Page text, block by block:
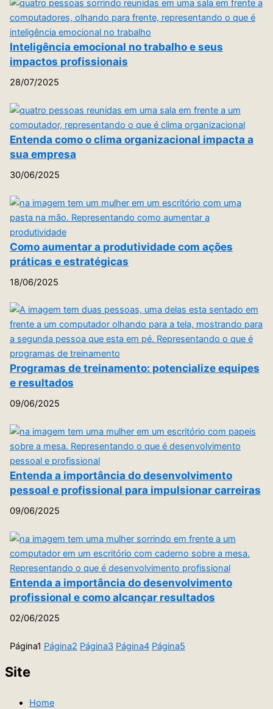
Inteligência emocional no trabalho e seus
impactos profissionais
28/07/2025
Entenda como o clima organizacional impacta a
sua empresa
30/06/2025
Como aumentar a produtividade com ações
práticas e estratégicas
18/06/2025
Programas de treinamento: potencialize equipes
e resultados
09/06/2025
Entenda a importância do desenvolvimento
pessoal e profissional para impulsionar carreiras
09/06/2025
Entenda a importância do desenvolvimento
profissional e como alcançar resultados
02/06/2025
Página1 Página2 Página3 Página4 Página5
Site
Home